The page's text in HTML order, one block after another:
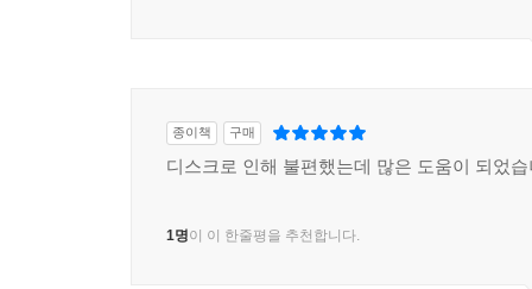
종이책 구매
디스크로 인해 불편했는데 많은 도움이 되었
1명이 이 한줄평을 추천합니다.